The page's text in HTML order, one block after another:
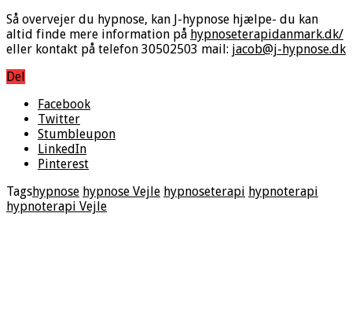
Så overvejer du hypnose, kan J-hypnose hjælpe- du kan
altid finde mere information på hypnoseterapidanmark.dk/
eller kontakt på telefon 30502503 mail: jacob@j-hypnose.dk
Del
Facebook
Twitter
Stumbleupon
LinkedIn
Pinterest
Tagshypnose hypnose Vejle hypnoseterapi hypnoterapi
hypnoterapi Vejle